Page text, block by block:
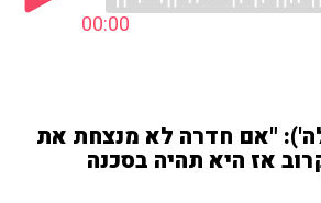
00:00
"אם חדרה לא מנצחת את
אז היא תהיה בסכנה